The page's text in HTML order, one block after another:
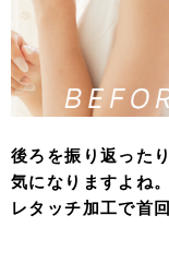
後ろを振り返った
気になりますよね。
レタッチ加工で首